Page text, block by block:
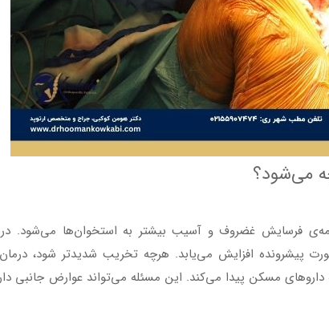
می‌شود؟
فرسایش غضروف و آسیب بیشتر به استخوان‌ها می‌شود.
پیشرونده افزایش می‌یابد. هرچه تخریب شدیدتر شود،
مسکن پیدا می‌کند. این مسئله می‌تواند عوارض جانبی